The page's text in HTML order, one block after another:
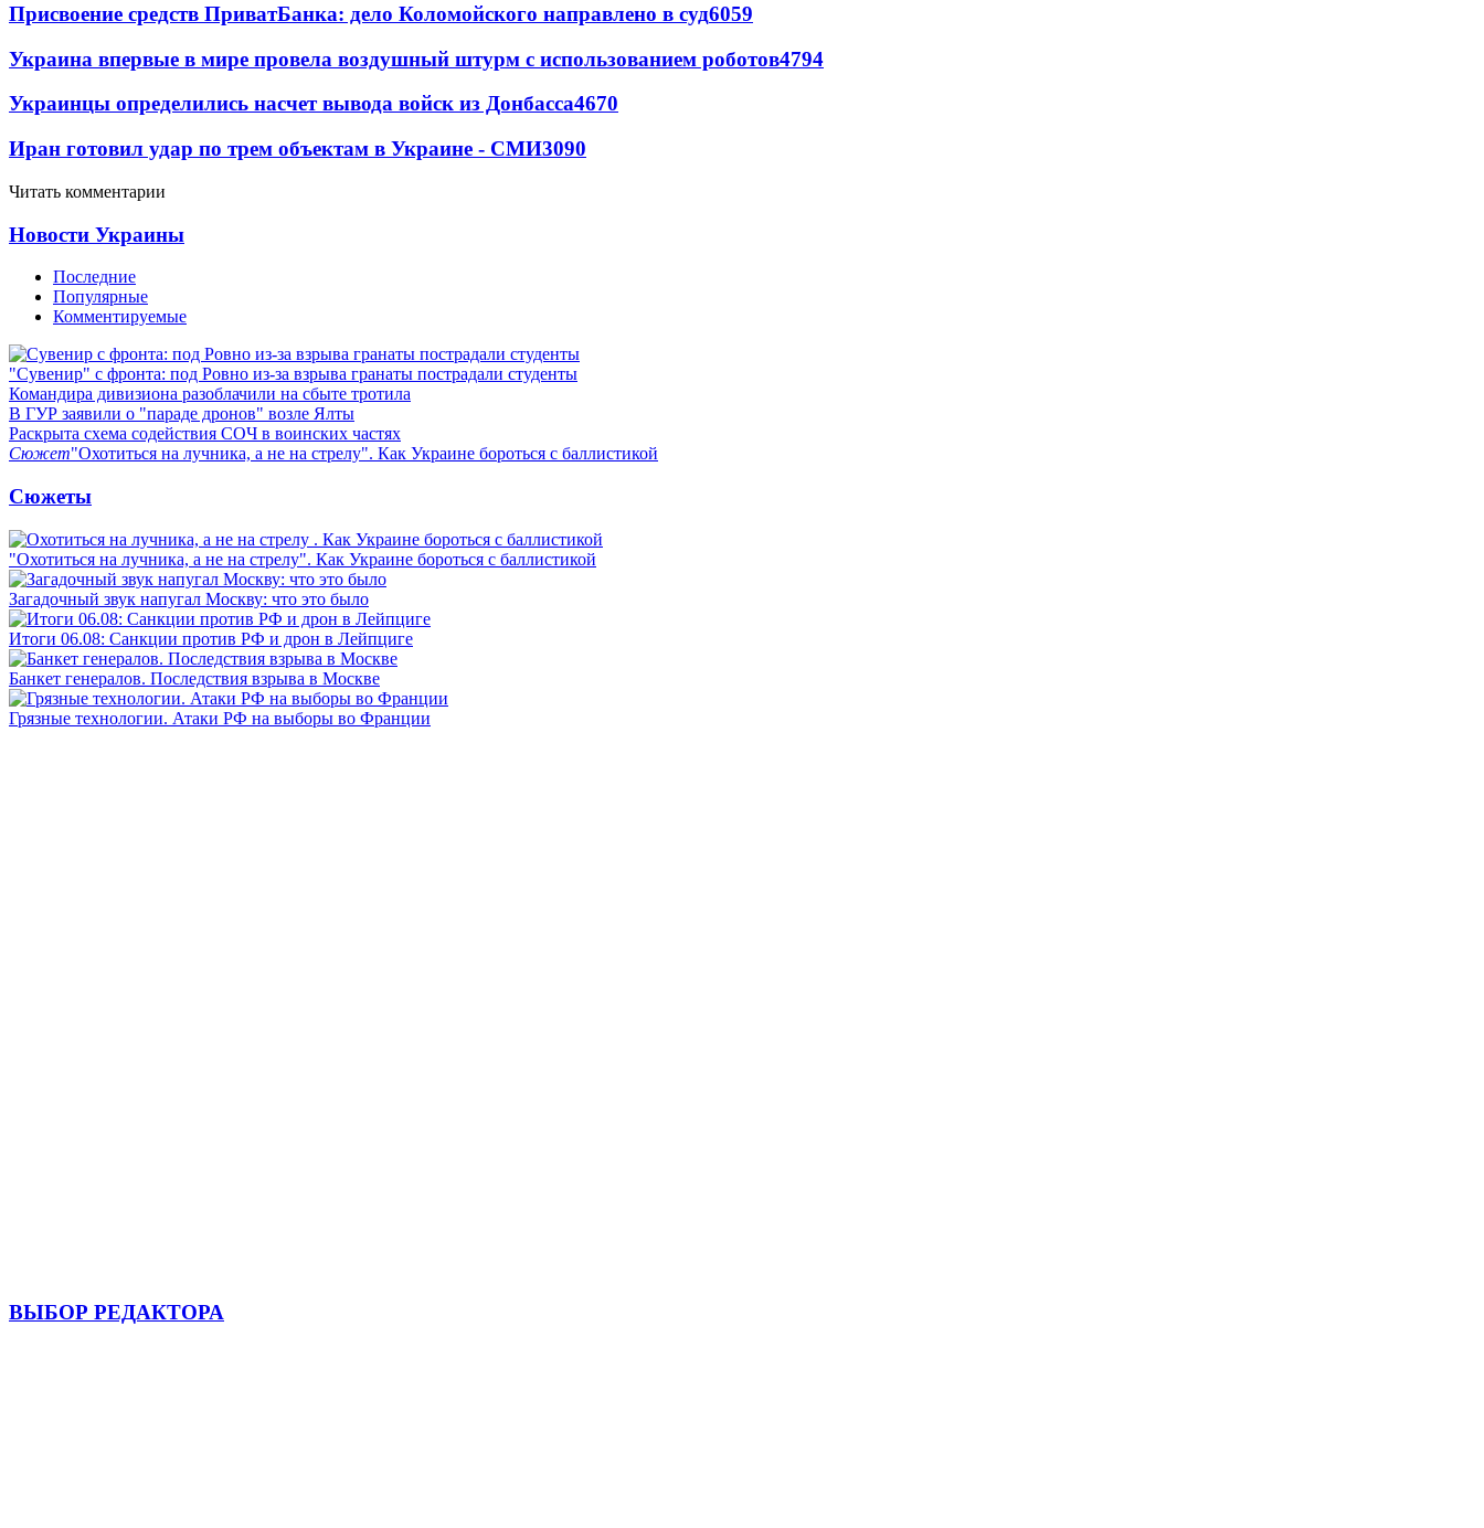
Присвоение средств ПриватБанка: дело Коломойского направлено в суд6059
Украина впервые в мире провела воздушный штурм с использованием роботов4794
Украинцы определились насчет вывода войск из Донбасса4670
Иран готовил удар по трем объектам в Украине - СМИ3090
Читать комментарии
Новости Украины
Последние
Популярные
Комментируемые
"Сувенир" с фронта: под Ровно из-за взрыва гранаты пострадали студенты
Командира дивизиона разоблачили на сбыте тротила
В ГУР заявили о "параде дронов" возле Ялты
Раскрыта схема содействия СОЧ в воинских частях
Сюжет"Охотиться на лучника, а не на стрелу". Как Украине бороться с баллистикой
Сюжеты
"Охотиться на лучника, а не на стрелу". Как Украине бороться с баллистикой
Загадочный звук напугал Москву: что это было
Итоги 06.08: Санкции против РФ и дрон в Лейпциге
Банкет генералов. Последствия взрыва в Москве
Грязные технологии. Атаки РФ на выборы во Франции
ВЫБОР РЕДАКТОРА